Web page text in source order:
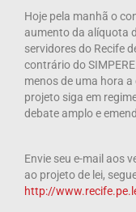
Hoje pela manhã o
aumento da alíquota
servidores do Recife
contrário do
menos de uma hora
projeto siga em
debate amplo e
Envie seu e-mail aos
ao projeto de lei,
http://